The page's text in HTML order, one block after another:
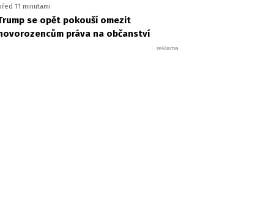
11 minutami
se opět pokouší omezit
práva na občanství